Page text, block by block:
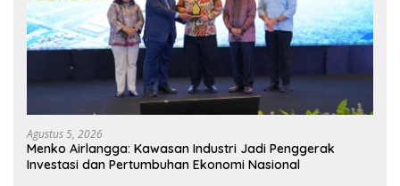
Agustus 5, 2026
Menko Airlangga: Kawasan Industri Jadi Penggerak
Investasi dan Pertumbuhan Ekonomi Nasional